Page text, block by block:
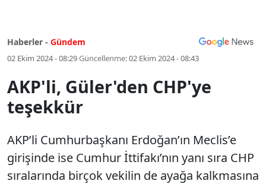
Haberler - Gündem
02 Ekim 2024 - 08:29Güncellenme:02 Ekim 2024 - 08:43
AKP'li, Güler'den CHP'ye
teşekkür
AKP’li Cumhurbaşkanı Erdoğan’ın Meclis’e
girişinde ise Cumhur İttifakı’nın yanı sıra CHP
sıralarında birçok vekilin de ayağa kalkmasına